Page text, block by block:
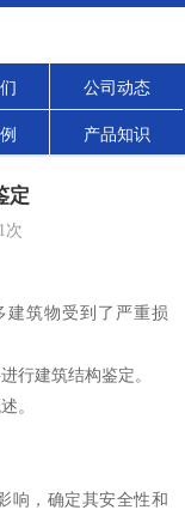
公司动态
产品知识
定
次
筑物受到了严重损
行建筑结构鉴定。
。
响，确定其安全性和